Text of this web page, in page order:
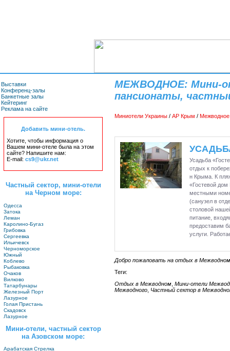
Выставки
Конференц-залы
Банкетные залы
Кейтеринг
Реклама на сайте
Добавить мини-отель.
Хотите, чтобы информация о
Вашем мини-отеле была на этом
сайте? Напишите нам:
E-mail: cs9@ukr.net
Частный сектор, мини-отели
на Черном море:
Одесса
Затока
Леман
Каролино-Бугаз
Грибовка
Сергеевка
Ильичевск
Черноморское
Южный
Коблево
Рыбаковка
Очаков
Вилково
Татарбунары
Железный Порт
Лазурное
Голая Пристань
Скадовск
Лазурное
Мини-отели, частный сектор
на Азовском море:
Арабатская Стрелка
МЕЖВОДНОЕ: Мини-
пансионаты,
Миниотели Украины / АР Крым / Межводное
Усадьба
отдых к
н Крыма. К
«Гостевой
местными
(санузел в
столовой
питание,
предоставим
услуги.
Добро пожаловать на отдых в Межводном
Теги:
Отдых в Межводном Мини-отели
Межводного Частный сектор в